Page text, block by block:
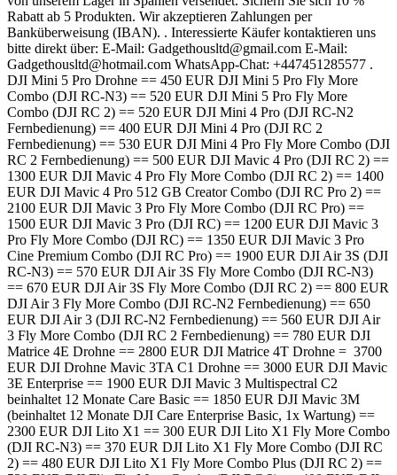
Rabatt ab 5 Produkten. Wir akzeptieren Zahlungen per
Banküberweisung (IBAN). . Interessierte Käufer kontaktieren uns
bitte direkt über: E-Mail: Gadgethousltd@gmail.com E-Mail:
Gadgethousltd@hotmail.com WhatsApp-Chat: +447451285577 .
DJI Mini 5 Pro Drohne == 450 EUR DJI Mini 5 Pro Fly More
Combo (DJI RC-N3) == 520 EUR DJI Mini 5 Pro Fly More
Combo (DJI RC 2) == 520 EUR DJI Mini 4 Pro (DJI RC-N2
Fernbedienung) == 400 EUR DJI Mini 4 Pro (DJI RC 2
Fernbedienung) == 530 EUR DJI Mini 4 Pro Fly More Combo (DJI
RC 2 Fernbedienung) == 500 EUR DJI Mavic 4 Pro (DJI RC 2) ==
1300 EUR DJI Mavic 4 Pro Fly More Combo (DJI RC 2) == 1400
EUR DJI Mavic 4 Pro 512 GB Creator Combo (DJI RC Pro 2) ==
2100 EUR DJI Mavic 3 Pro Fly More Combo (DJI RC Pro) ==
1500 EUR DJI Mavic 3 Pro (DJI RC) == 1200 EUR DJI Mavic 3
Pro Fly More Combo (DJI RC) == 1350 EUR DJI Mavic 3 Pro
Cine Premium Combo (DJI RC Pro) == 1900 EUR DJI Air 3S (DJI
RC-N3) == 570 EUR DJI Air 3S Fly More Combo (DJI RC-N3)
== 670 EUR DJI Air 3S Fly More Combo (DJI RC 2) == 800 EUR
DJI Air 3 Fly More Combo (DJI RC-N2 Fernbedienung) == 650
EUR DJI Air 3 (DJI RC-N2 Fernbedienung) == 560 EUR DJI Air
3 Fly More Combo (DJI RC 2 Fernbedienung) == 780 EUR DJI
Matrice 4E Drohne == 2800 EUR DJI Matrice 4T Drohne = 3700
EUR DJI Drohne Mavic 3TA C1 Drohne == 3000 EUR DJI Mavic
3E Enterprise == 1900 EUR DJI Mavic 3 Multispectral C2
beinhaltet 12 Monate Care Basic == 1850 EUR DJI Mavic 3M
(beinhaltet 12 Monate DJI Care Enterprise Basic, 1x Wartung) ==
2300 EUR DJI Lito X1 == 300 EUR DJI Lito X1 Fly More Combo
(DJI RC-N3) == 370 EUR DJI Lito X1 Fly More Combo (DJI RC
2) == 480 EUR DJI Lito X1 Fly More Combo Plus (DJI RC 2) ==